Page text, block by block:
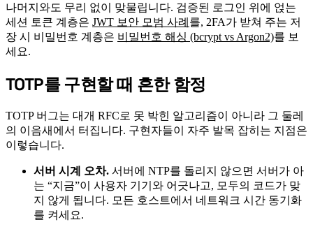
나머지와도 무리 없이 맞물립니다. 검증된 로그인 위에 얹는
세션 토큰 계층은 JWT 보안 모범 사례 를, 2FA가 받쳐 주는 저
장 시 비밀번호 계층은 비밀번호 해싱 (bcrypt vs Argon2)를 보
세요.
#
TOTP를 구현할 때 흔한 함정
TOTP 버그는 대개 RFC로 못 박힌 알고리즘이 아니라 그 둘레
의 이음새에서 터집니다. 구현자들이 자주 발목 잡히는 지점은
이렇습니다.
서버 시계 오차. 서버에 NTP를 돌리지 않으면 서버가 아
는 “지금”이 사용자 기기와 어긋나고, 모두의 코드가 맞
지 않게 됩니다. 모든 호스트에서 네트워크 시간 동기화
를 켜세요.